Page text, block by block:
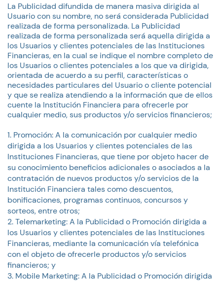
La Publicidad difundida de manera masiva dirigida al
Usuario con su nombre, no será considerada Publicidad
realizada de forma personalizada. La Publicidad
realizada de forma personalizada será aquella dirigida a
los Usuarios y clientes potenciales de las Instituciones
Financieras, en la cual se indique el nombre completo de
los Usuarios o clientes potenciales a los que va dirigida,
orientada de acuerdo a su perfil, características o
necesidades particulares del Usuario o cliente potencial
y que se realiza atendiendo a la información que de ellos
cuente la Institución Financiera para ofrecerle por
cualquier medio, sus productos y/o servicios financieros;
Promoción: A la comunicación por cualquier medio
dirigida a los Usuarios y clientes potenciales de las
Instituciones Financieras, que tiene por objeto hacer de
su conocimiento beneficios adicionales o asociados a la
contratación de nuevos productos y/o servicios de la
Institución Financiera tales como descuentos,
bonificaciones, programas continuos, concursos y
sorteos, entre otros;
Telemarketing: A la Publicidad o Promoción dirigida a
los Usuarios y clientes potenciales de las Instituciones
Financieras, mediante la comunicación vía telefónica
con el objeto de ofrecerle productos y/o servicios
financieros; y
Mobile Marketing: A la Publicidad o Promoción dirigida